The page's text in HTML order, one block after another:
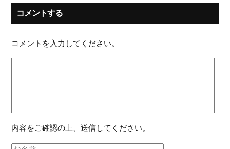
コメントする
コメントを入力してください。
内容をご確認の上、送信してください。